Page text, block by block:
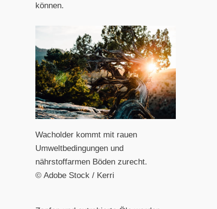
können.
Wacholder kommt mit rauen
Umweltbedingungen und
nährstoffarmen Böden zurecht.
© Adobe Stock / Kerri